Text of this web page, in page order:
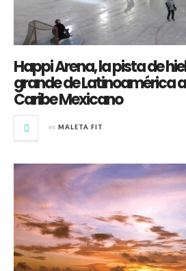
Happi Arena, la pista de
grande de Latinoamérica
Caribe Mexicano
en MALETA FIT